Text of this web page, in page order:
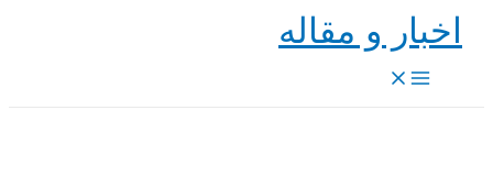
پرش
محتوااخبار و مقاله
Main
Menu